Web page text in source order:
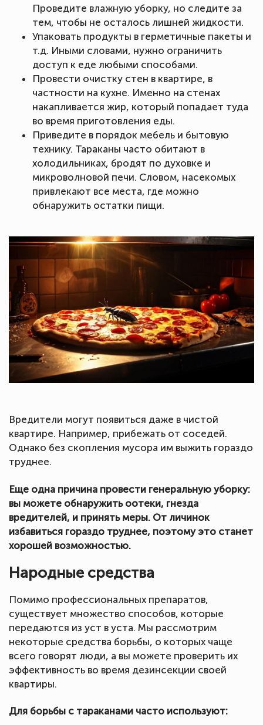
Проведите влажную уборку, но следите за
тем, чтобы не осталось лишней жидкости.
Упаковать продукты в герметичные пакеты и
т.д. Иными словами, нужно ограничить
доступ к еде любыми способами.
Провести очистку стен в квартире, в
частности на кухне. Именно на стенах
накапливается жир, который попадает туда
во время приготовления еды.
Приведите в порядок мебель и бытовую
технику. Тараканы часто обитают в
холодильниках, бродят по духовке и
микроволновой печи. Словом, насекомых
привлекают все места, где можно
обнаружить остатки пищи.
Вредители могут появиться даже в чистой
квартире. Например, прибежать от соседей.
Однако без скопления мусора им выжить гораздо
труднее.
Еще одна причина провести генеральную уборку:
вы можете обнаружить оотеки, гнезда
вредителей, и принять меры. От личинок
избавиться гораздо труднее, поэтому это станет
хорошей возможностью.
Народные средства
Помимо профессиональных препаратов,
существует множество способов, которые
передаются из уст в уста. Мы рассмотрим
некоторые средства борьбы, о которых чаще
всего говорят люди, а вы можете проверить их
эффективность во время дезинсекции своей
квартиры.
Для борьбы с тараканами часто используют: